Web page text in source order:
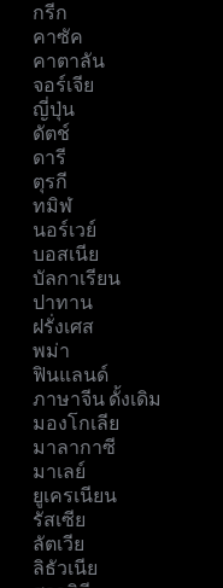
กรีก
คาซัค
คาตาลัน
จอร์เจีย
ญี่ปุ่น
ดัตช์
ดารี
ตุรกี
ทมิฬ
นอร์เวย์
บอสเนีย
บัลกาเรียน
ปาทาน
ฝรั่งเศส
พม่า
ฟินแลนด์
ภาษาจีน ดั้งเดิม
มองโกเลีย
มาลากาซี
มาเลย์
ยูเครเนียน
รัสเซีย
ลัตเวีย
ลิธัวเนีย